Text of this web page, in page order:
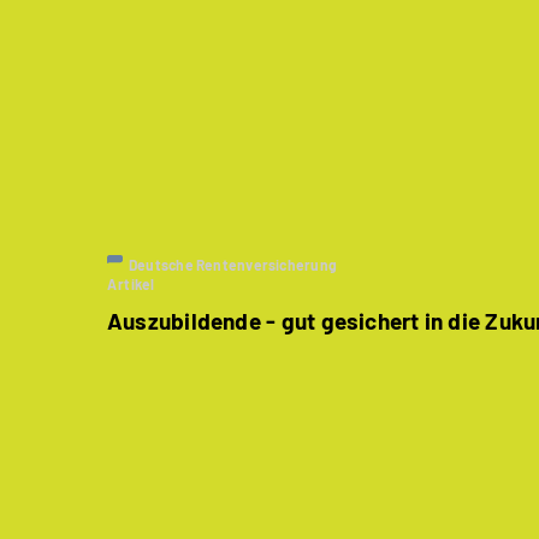
Deutsche Rentenversicherung
Artikel
Auszubildende - gut gesichert in die